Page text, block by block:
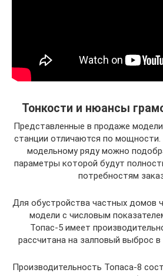
Тонкости и нюансы
Представленные в продаже
станции отличаются по
модельному ряду можно
параметры которой будут
потребностям
Для обустройства частных домов
модели с числовым
Топас-5 имеет
рассчитана на залповый выброс в
Производительность Топаса-8